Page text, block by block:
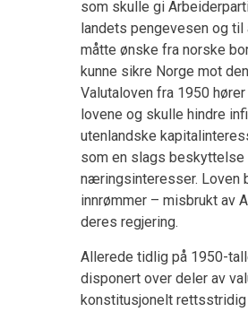
som skulle gi
landets pengevesen og til
måtte ønske fra norske
kunne sikre Norge mot
Valutaloven fra 1950
lovene og skulle hindre
utenlandske
som en slags beskyttelse
næringsinteresser. Loven
innrømmer – misbrukt av
deres regjering.
Allerede tidlig på 1950-
disponert over deler av
konstitusjonelt rettsstridig